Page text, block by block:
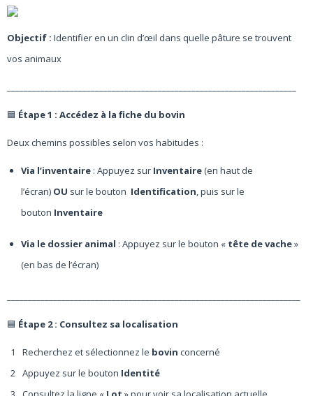
Objectif : Identifier en un clin d’œil dans quelle pâture se trouvent
vos animaux
🟦 Étape 1 : Accédez à la fiche du bovin
Deux chemins possibles selon vos habitudes :
Via l’inventaire : Appuyez sur Inventaire(en haut de
l’écran) OU sur le bouton Identification, puis sur le
bouton Inventaire
Via le dossier animal : Appuyez sur le bouton « tête de vache»
(en bas de l’écran)
🟦 Étape 2 : Consultez sa localisation
Recherchez et sélectionnez le bovin concerné
Appuyez sur le bouton Identité